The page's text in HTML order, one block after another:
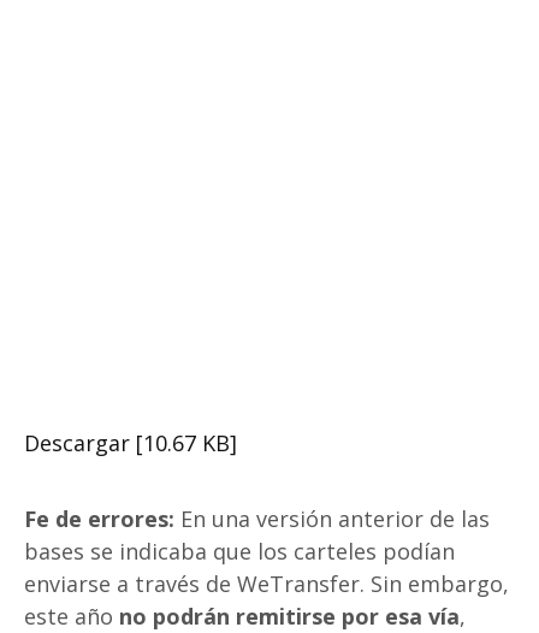
Descargar [10.67 KB]
Fe de errores: En una versión anterior de las
bases se indicaba que los carteles podían
enviarse a través de WeTransfer. Sin embargo,
este año no podrán remitirse por esa vía,